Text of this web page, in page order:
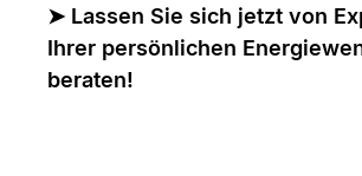
➤ Lassen Sie sich jetzt von
Ihrer persönlichen
beraten!